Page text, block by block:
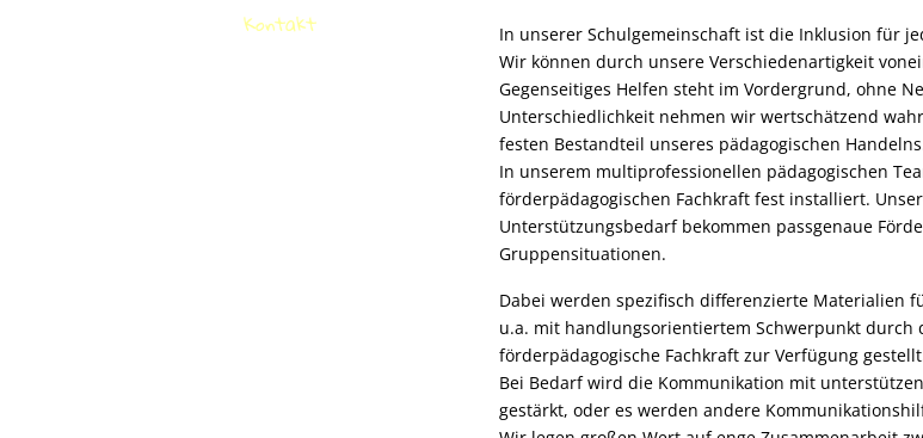
Kontakt
In unserer Schulgemeinschaft ist die Inklusion für
Wir können durch unsere Verschiedenartigkeit
Gegenseitiges Helfen steht im Vordergrund, ohne
Unterschiedlichkeit nehmen wir wertschätzend
festen Bestandteil unseres pädagogischen
In unserem multiprofessionellen pädagogischen
förderpädagogischen Fachkraft fest installiert.
Unterstützungsbedarf bekommen passgenaue
Gruppensituationen.
Dabei werden spezifisch differenzierte Materialien
u.a. mit handlungsorientiertem Schwerpunkt durch
förderpädagogische Fachkraft zur Verfügung
Bei Bedarf wird die Kommunikation mit
gestärkt, oder es werden andere